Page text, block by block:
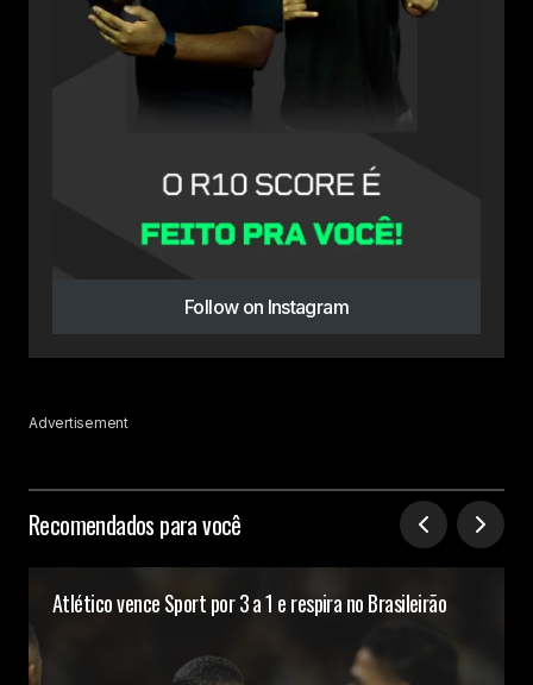
Follow on Instagram
Advertisement
Recomendados para você
Atlético vence Sport por 3 a 1 e respira no Brasileirão